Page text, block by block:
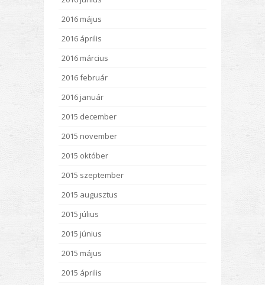
2016 május
2016 április
2016 március
2016 február
2016 január
2015 december
2015 november
2015 október
2015 szeptember
2015 augusztus
2015 július
2015 június
2015 május
2015 április